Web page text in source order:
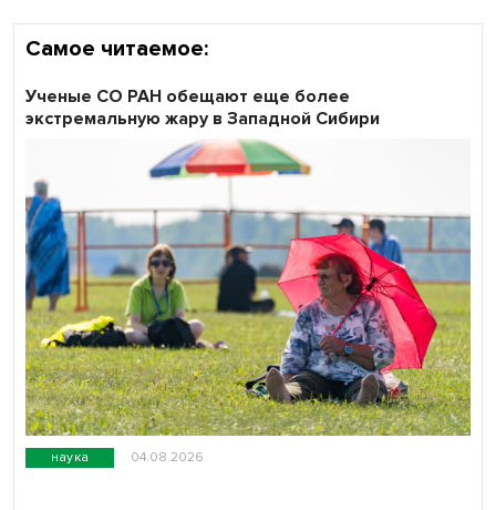
Самое читаемое:
наука 04.08.2026
Ученые СО РАН обещают еще более
экстремальную жару в Западной Сибири